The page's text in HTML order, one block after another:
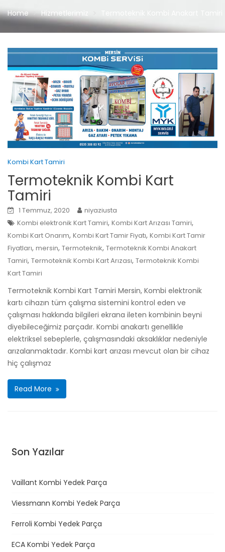
Home Hizmetlerimiz
Kombi Kart Tamiri
Termoteknik Kombi Kart
Tamiri
1 Temmuz, 2020
niyaziusta
Kombi elektronik Kart Tamiri, Kombi Kart Arızası Tamiri,
Kombi Kart Onarım, Kombi Kart Tamir Fiyatı, Kombi Kart Tamir
Fiyatları, mersin, Termoteknik, Termoteknik Kombi Anakart
Tamiri, Termoteknik Kombi Kart Arızası, Termoteknik Kombi
Kart Tamiri
Termoteknik Kombi Kart Tamiri Mersin, Kombi elektronik
kartı cihazın tüm çalışma sistemini kontrol eden ve
çalışması hakkında bilgileri ekrana ileten kombinin beyni
diyebileceğimiz parçadır. Kombi anakartı genellikle
elektriksel sebeplerle, çalışmasındaki aksaklıklar nedeniyle
arızalanmaktadır. Kombi kart arızası mevcut olan bir cihaz
hiç çalışmaz
Read More
Son Yazılar
Vaillant Kombi Yedek Parça
Viessmann Kombi Yedek Parça
Ferroli Kombi Yedek Parça
ECA Kombi Yedek Parça